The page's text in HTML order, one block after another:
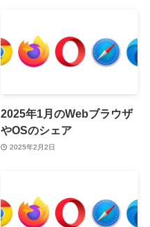
2025年1月のWebブラウザ
やOSのシェア
2025年2月2日